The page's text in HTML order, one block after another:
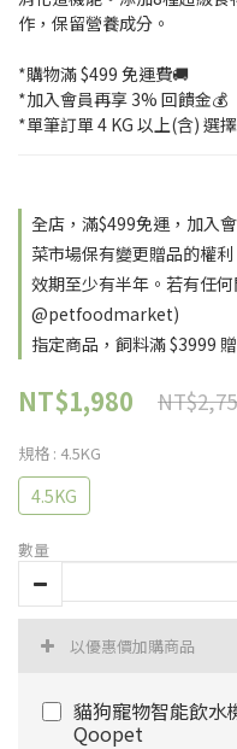
作，保留營養成分。
*購物滿 $499 免運費🚚
*加入會員再享 3% 回饋金💰
*單筆訂單 4 KG 以上(含) 選
全店，滿$499免運，加入
菜市場保有變更贈品的權
效期至少有半年。若有任
@petfoodmarket)
指定商品，飼料滿 $3999
NT$1,980
規格 : 4.5KG
4.5KG
數量
以優惠價加購商品
貓狗寵物智能飲水
Qoopet